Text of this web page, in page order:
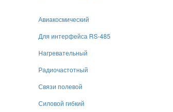
Авиакосмический
Для интерфейса RS-485
Нагревательный
Радиочастотный
Связи полевой
Силовой гибкий